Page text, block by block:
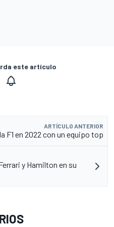
este artículo
ARTÍCULO ANTERIOR
F1 en 2022 con un equipo top
y Hamilton en su